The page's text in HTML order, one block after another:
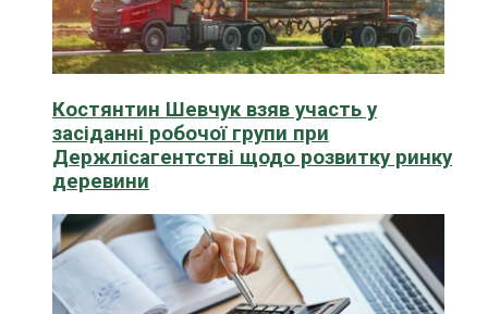
Костянтин Шевчук взяв участь у
засіданні робочої групи при
Держлісагентстві щодо розвитку ринку
деревини